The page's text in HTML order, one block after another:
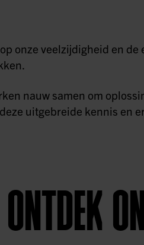
onze veelzijdigheid en
nauw samen om
uitgebreide kennis en
ONTDEK